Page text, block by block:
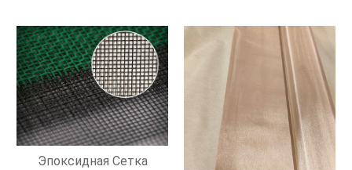
Эпоксидная Сетка